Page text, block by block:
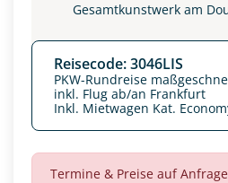
Gesamtkunstwerk am
Reisecode: 3046LIS
PKW-Rundreise
inkl. Flug ab/an Frankfurt
Inkl. Mietwagen Kat.
Termine & Preise auf
Weitere Informationen